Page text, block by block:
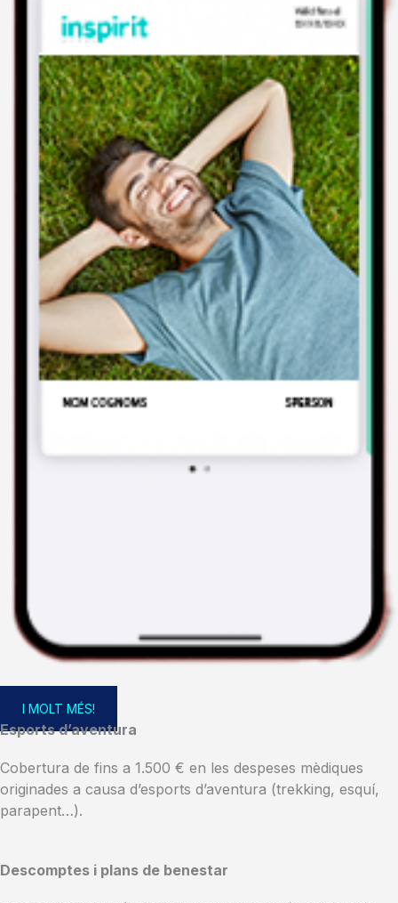
I MOLT MÉS!
Esports d’aventura
Cobertura de fins a 1.500 € en les despeses mèdiques
originades a causa d’esports d’aventura (trekking, esquí,
parapent…).
Descomptes i plans de benestar